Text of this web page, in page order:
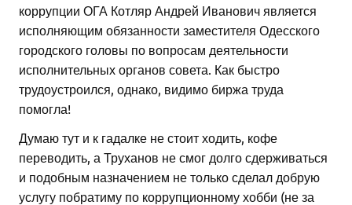
коррупции ОГА Котляр Андрей Иванович является
исполняющим обязанности заместителя Одесского
городского головы по вопросам деятельности
исполнительных органов совета. Как быстро
трудоустроился, однако, видимо биржа труда
помогла!
Думаю тут и к гадалке не стоит ходить, кофе
переводить, а Труханов не смог долго сдерживаться
и подобным назначением не только сделал добрую
услугу побратиму по коррупционному хобби (не за